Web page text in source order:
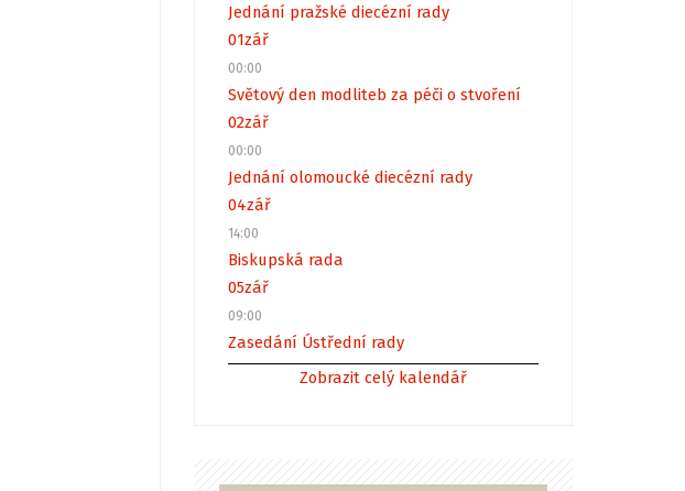
Jednání pražské diecézní rady
01zář
00:00
Světový den modliteb za péči o stvoření
02zář
00:00
Jednání olomoucké diecézní rady
04zář
14:00
Biskupská rada
05zář
09:00
Zasedání Ústřední rady
Zobrazit celý kalendář